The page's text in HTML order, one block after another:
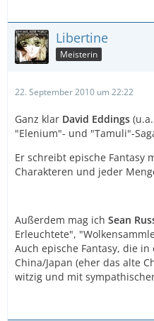
Libertine
Meisterin
22. September 2010 um 22:22
Ganz klar David Eddings
"Elenium"- und "Tamuli"-
Er schreibt epische Fantasy
Charakteren und jeder
Außerdem mag ich Sean
Erleuchtete",
Auch epische Fantasy, die
China/Japan (eher das alte
witzig und mit